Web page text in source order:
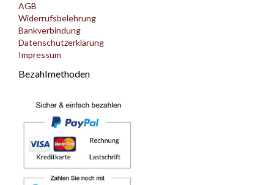
AGB
Widerrufsbelehrung
Bankverbindung
Datenschutzerklärung
Impressum
Bezahlmethoden